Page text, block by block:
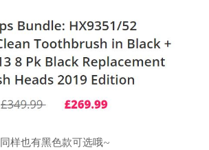
同样也有黑色款可选哦~